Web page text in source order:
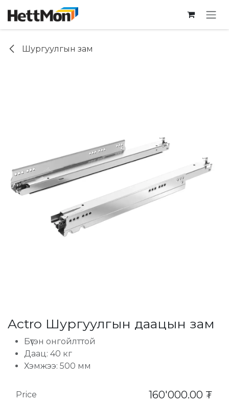
Шургуулгын зам
Actro Шургуулгын даацын зам
Бүтэн онгойлттой
Даац: 40 кг
Хэмжээ: 500 мм
Price 160'000.00 ₮